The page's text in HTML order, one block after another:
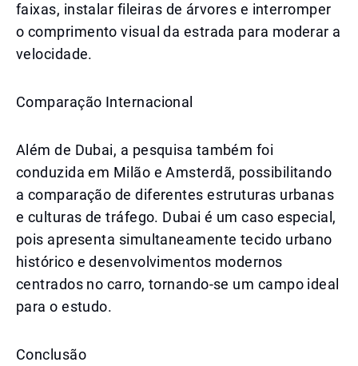
faixas, instalar fileiras de árvores e interromper
o comprimento visual da estrada para moderar a
velocidade.
Comparação Internacional
Além de Dubai, a pesquisa também foi
conduzida em Milão e Amsterdã, possibilitando
a comparação de diferentes estruturas urbanas
e culturas de tráfego. Dubai é um caso especial,
pois apresenta simultaneamente tecido urbano
histórico e desenvolvimentos modernos
centrados no carro, tornando-se um campo ideal
para o estudo.
Conclusão